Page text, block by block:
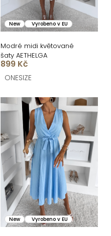
New Vyrobeno v EU
Modré midi květované
šaty AETHELGA
899 Kč
ONESIZE
New Vyrobeno v EU